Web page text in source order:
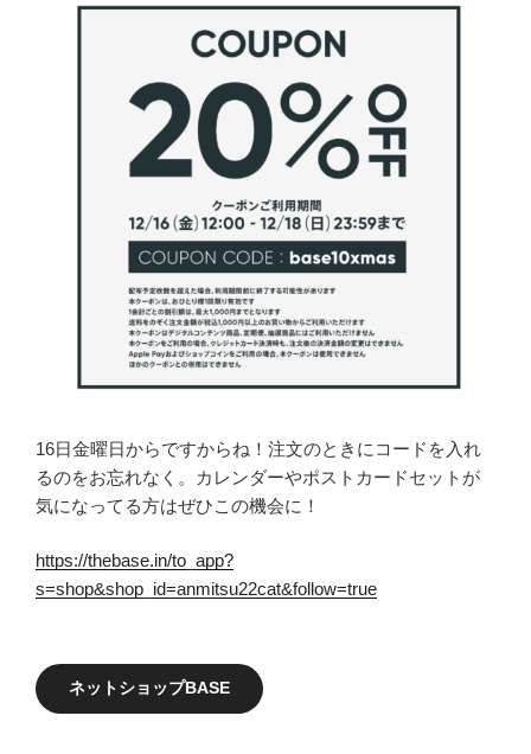
16日金曜日からですからね！注文のときにコードを入れ
るのをお忘れなく。カレンダーやポストカードセットが
気になってる方はぜひこの機会に！
https://thebase.in/to_app?
s=shop&shop_id=anmitsu22cat&follow=true
ネットショップBASE